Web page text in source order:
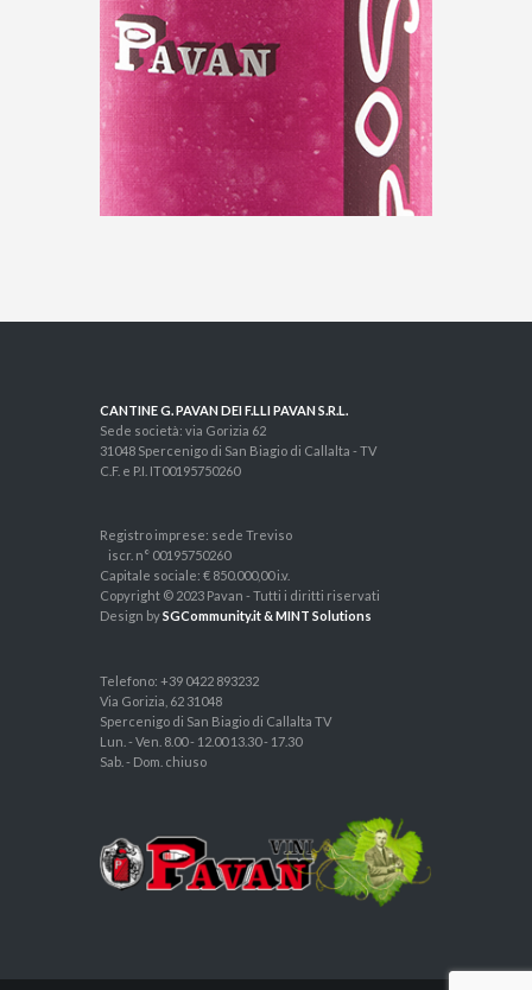
CANTINE G. PAVAN DEI F.LLI PAVAN S.R.L.
Sede società: via Gorizia 62
31048 Spercenigo di San Biagio di Callalta - TV
C.F. e P.I. IT00195750260
Registro imprese: sede Treviso
iscr. n° 00195750260
Capitale sociale: € 850.000,00 i.v.
Copyright © 2023 Pavan - Tutti i diritti riservati
Design bySGCommunity.it & MINT Solutions
Telefono: +39 0422 893232
Via Gorizia, 62 31048
Spercenigo di San Biagio di Callalta TV
Lun. - Ven. 8.00 - 12.00 13.30 - 17.30
Sab. - Dom. chiuso